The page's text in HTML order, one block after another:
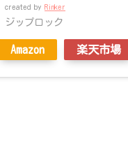
created by Rinker
ジップロック
Amazon 楽天市場